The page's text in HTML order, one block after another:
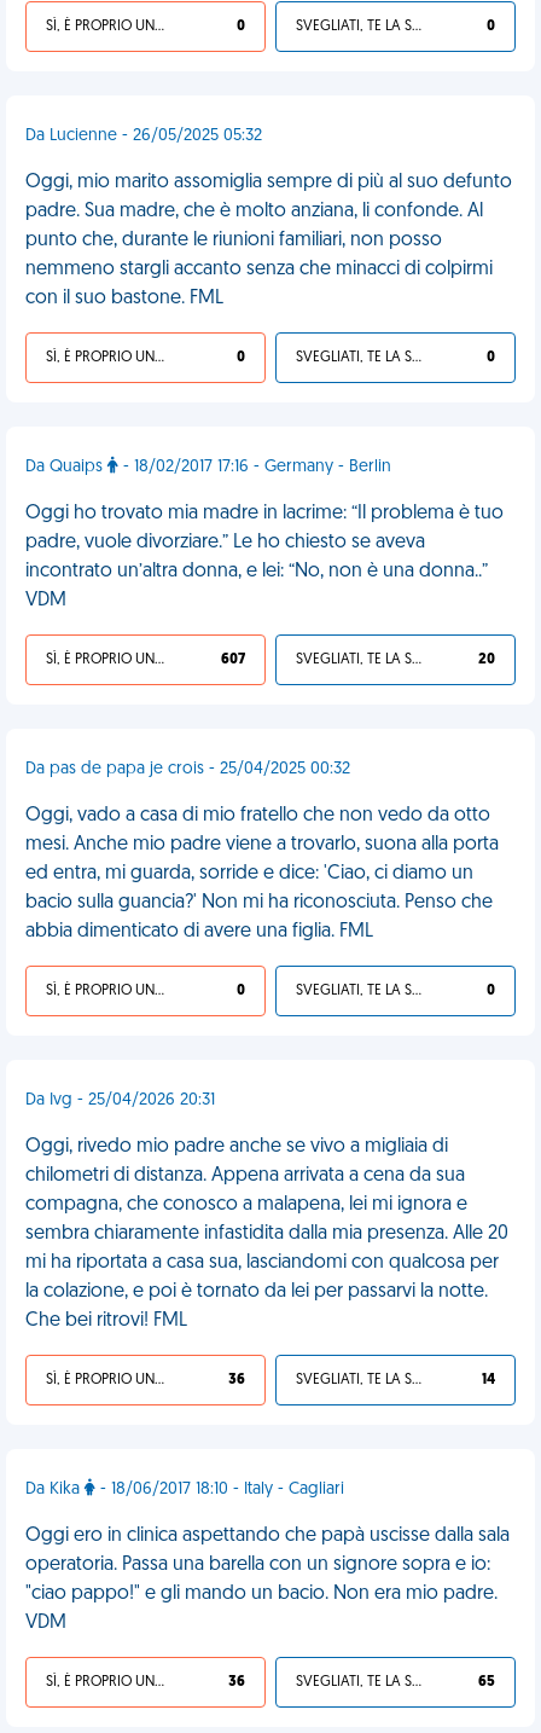
SÌ, È PROPRIO UNA VDM! 0 SVEGLIATI, TE LA SEI CERCATA! 0
Da Lucienne - 26/05/2025 05:32
Oggi, mio marito assomiglia sempre di più al suo defunto
padre. Sua madre, che è molto anziana, li confonde. Al
punto che, durante le riunioni familiari, non posso
nemmeno stargli accanto senza che minacci di colpirmi
con il suo bastone. FML
SÌ, È PROPRIO UNA VDM! 0 SVEGLIATI, TE LA SEI CERCATA! 0
Da Quaips - 18/02/2017 17:16 - Germany - Berlin
Oggi ho trovato mia madre in lacrime: “Il problema è tuo
padre, vuole divorziare.” Le ho chiesto se aveva
incontrato un’altra donna, e lei: “No, non è una donna..”
VDM
SÌ, È PROPRIO UNA VDM! 607 SVEGLIATI, TE LA SEI CERCATA! 20
Da pas de papa je crois - 25/04/2025 00:32
Oggi, vado a casa di mio fratello che non vedo da otto
mesi. Anche mio padre viene a trovarlo, suona alla porta
ed entra, mi guarda, sorride e dice: 'Ciao, ci diamo un
bacio sulla guancia?' Non mi ha riconosciuta. Penso che
abbia dimenticato di avere una figlia. FML
SÌ, È PROPRIO UNA VDM! 0 SVEGLIATI, TE LA SEI CERCATA! 0
Da Ivg - 25/04/2026 20:31
Oggi, rivedo mio padre anche se vivo a migliaia di
chilometri di distanza. Appena arrivata a cena da sua
compagna, che conosco a malapena, lei mi ignora e
sembra chiaramente infastidita dalla mia presenza. Alle 20
mi ha riportata a casa sua, lasciandomi con qualcosa per
la colazione, e poi è tornato da lei per passarvi la notte.
Che bei ritrovi! FML
SÌ, È PROPRIO UNA VDM! 36 SVEGLIATI, TE LA SEI CERCATA! 14
Da Kika - 18/06/2017 18:10 - Italy - Cagliari
Oggi ero in clinica aspettando che papà uscisse dalla sala
operatoria. Passa una barella con un signore sopra e io:
"ciao pappo!" e gli mando un bacio. Non era mio padre.
VDM
SÌ, È PROPRIO UNA VDM! 36 SVEGLIATI, TE LA SEI CERCATA! 65